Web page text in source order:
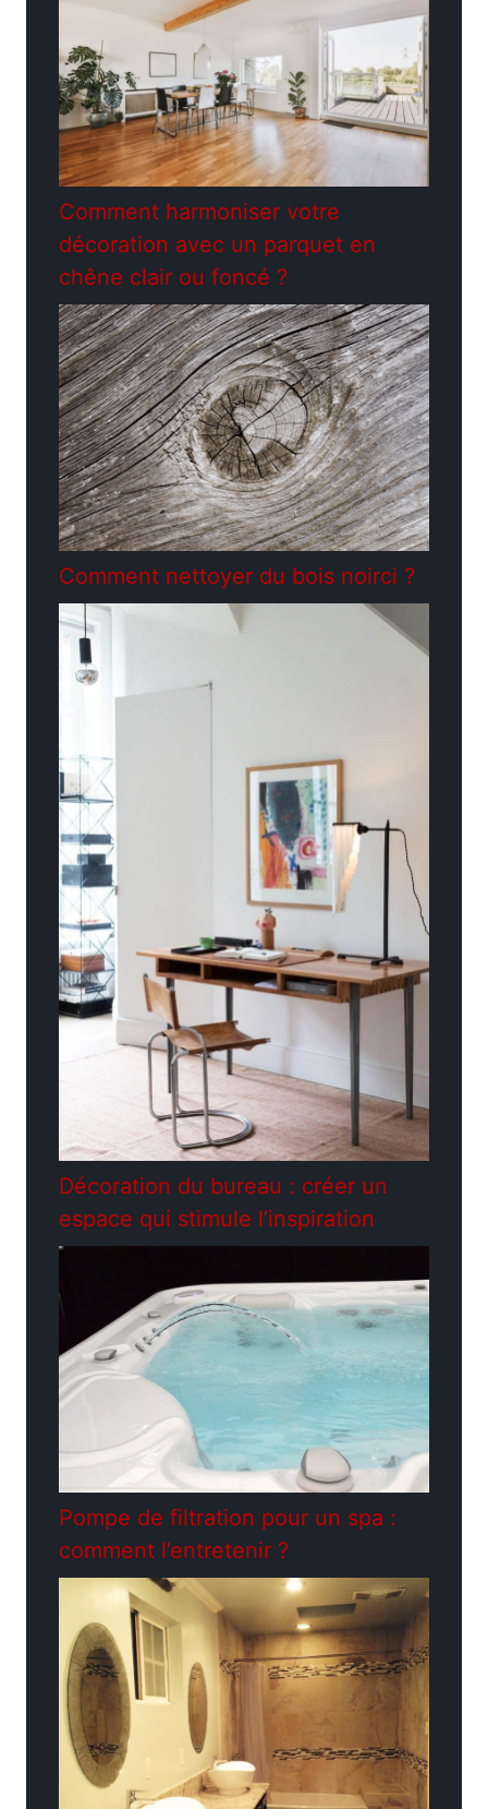
Comment harmoniser votre
décoration avec un parquet en
chêne clair ou foncé ?
Comment nettoyer du bois noirci ?
Décoration du bureau : créer un
espace qui stimule l’inspiration
Pompe de filtration pour un spa :
comment l’entretenir ?